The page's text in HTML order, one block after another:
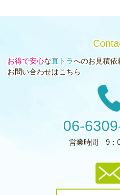
お得で安心な直トラへのお見積依
お問い合わせはこちら
06-
営業時間 9：